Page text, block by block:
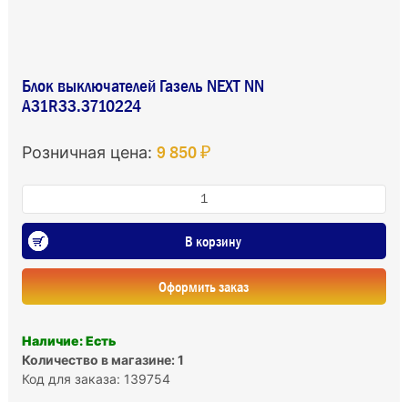
Блок выключателей Газель NEXT NN
А31R33.3710224
Розничная цена: 9 850 ₽
В корзину
Оформить заказ
Наличие: Есть
Количество в магазине: 1
Код для заказа: 139754